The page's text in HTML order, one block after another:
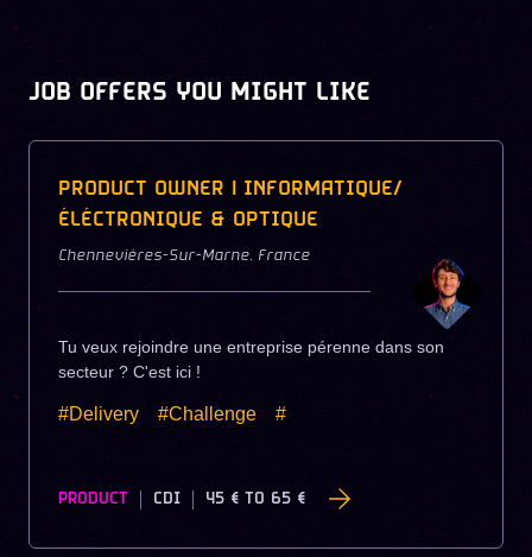
JOB OFFERS YOU MIGHT LIKE
PRODUCT OWNER | INFORMATIQUE/
ÉLÉCTRONIQUE & OPTIQUE
Chennevières-Sur-Marne, France
Tu veux rejoindre une entreprise pérenne dans son
secteur ? C'est ici !
#Delivery #Challenge #
PRODUCT CDI 45 € TO 65 €